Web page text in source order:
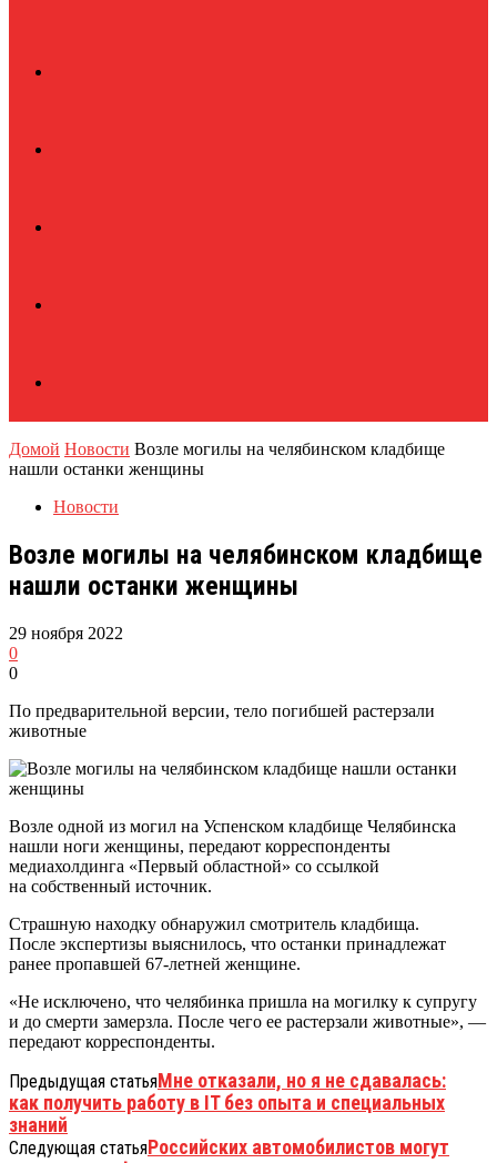
Домой Новости Возле могилы на челябинском кладбище
нашли останки женщины
Новости
Возле могилы на челябинском кладбище
нашли останки женщины
29 ноября 2022
0
0
По предварительной версии, тело погибшей растерзали
животные
Возле одной из могил на Успенском кладбище Челябинска
нашли ноги женщины, передают корреспонденты
медиахолдинга «Первый областной» со ссылкой
на собственный источник.
Страшную находку обнаружил смотритель кладбища.
После экспертизы выяснилось, что останки принадлежат
ранее пропавшей 67-летней женщине.
«Не исключено, что челябинка пришла на могилку к супругу
и до смерти замерзла. После чего ее растерзали животные», —
передают корреспонденты.
Предыдущая статьяМне отказали, но я не сдавалась:
как получить работу в IT без опыта и специальных
знаний
Следующая статьяРоссийских автомобилистов могут